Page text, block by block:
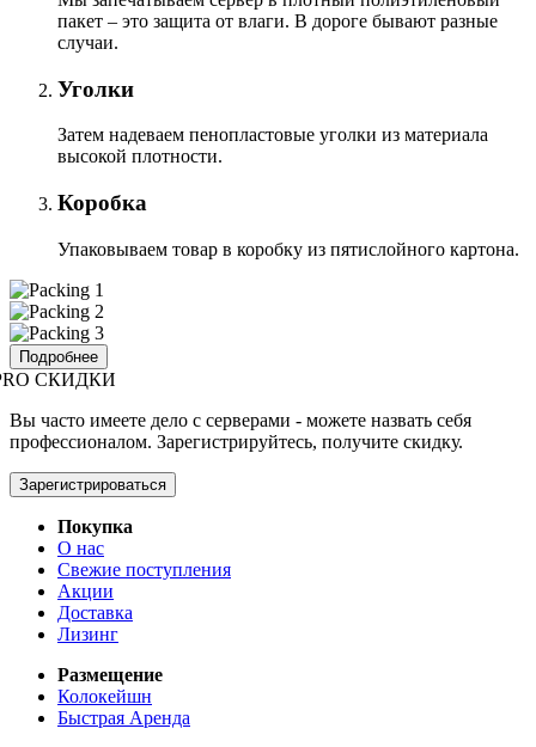
пакет – это защита от влаги. В дороге бывают разные
случаи.
Уголки
Затем надеваем пенопластовые уголки из материала
высокой плотности.
Коробка
Упаковываем товар в коробку из пятислойного картона.
Подробнее
СКИДКИ
Вы часто имеете дело с серверами - можете назвать себя
профессионалом. Зарегистрируйтесь, получите скидку.
Зарегистрироваться
Покупка
О нас
Свежие поступления
Акции
Доставка
Лизинг
Размещение
Колокейшн
Быстрая Аренда